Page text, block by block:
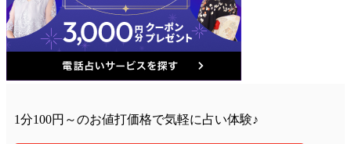
1分100円～のお値打価格で気軽に占い体験♪